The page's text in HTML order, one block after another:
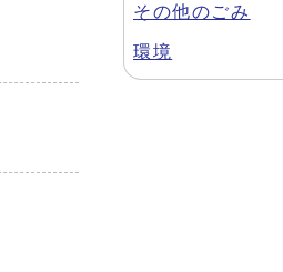
その他のごみ
環境